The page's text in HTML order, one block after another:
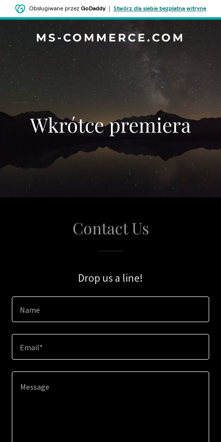
Obsługiwane przez GoDaddy| Stwórz dla siebie bezpłatną witrynę
MS-COMMERCE.COM
Wkrótce premiera
Contact Us
Drop us a line!
Name
Email*